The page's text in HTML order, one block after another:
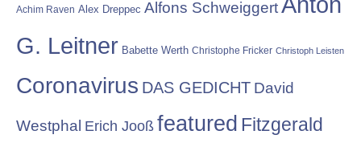
Achim Raven Alex Dreppec Alfons Schweiggert
G. Leitner Babette Werth Christophe Fricker Christoph Leisten
Coronavirus DAS GEDICHT David
Westphal Erich Jooß featured Fitzgerald